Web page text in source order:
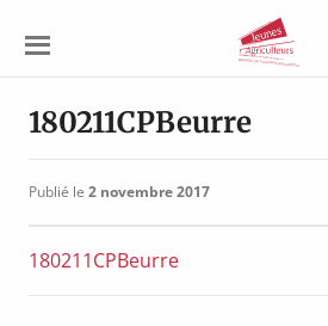
Agriculteurs
180211CPBeurre
Publié le 2 novembre 2017
180211CPBeurre